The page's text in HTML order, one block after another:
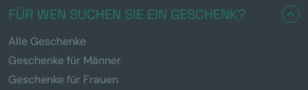
FÜR WEN SUCHEN SIE EIN GESCHENK?
Alle Geschenke
Geschenke für Männer
Geschenke für Frauen